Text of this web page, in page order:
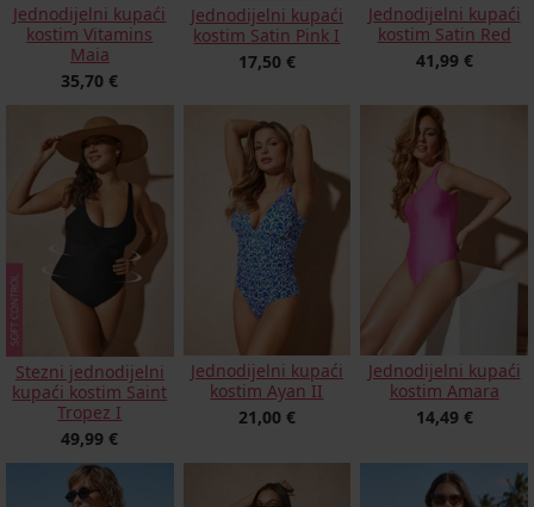
Jednodijelni kupaći
kostim Vitamins
Maia
35,70 €
Jednodijelni kupaći
kostim Satin Pink I
17,50 €
Jednodijelni kupaći
kostim Satin Red
41,99 €
Stezni jednodijelni
kupaći kostim Saint
Tropez I
49,99 €
Jednodijelni kupaći
kostim Ayan II
21,00 €
Jednodijelni kupaći
kostim Amara
14,49 €